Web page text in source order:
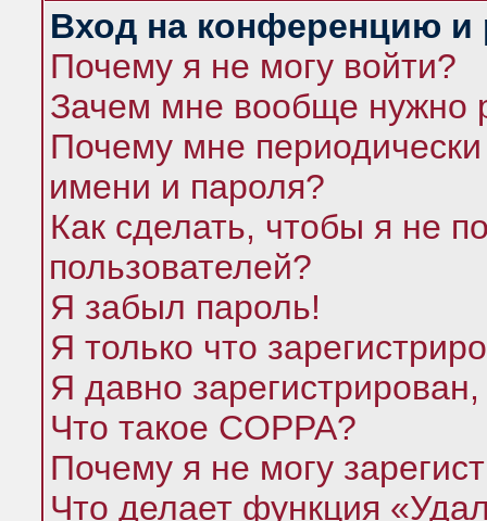
Вход на конференцию и
Почему я не могу войти?
Зачем мне вообще нужно
Почему мне
имени и пароля?
Как сделать, чтобы я не
пользователей?
Я забыл пароль!
Я только что
Я давно
Что такое COPPA?
Почему я не могу
Что делает функция